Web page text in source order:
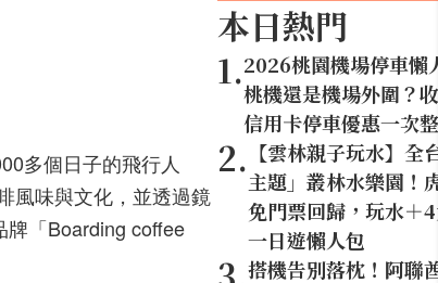
多個日子的飛行人
風味與文化，並透過鏡
「Boarding coffee
本日熱門
1.2026桃園機場停車懶
桃機還是機場外圍？
信用卡停車優惠一次
2. 【雲林親子玩水】全
主題」叢林水樂園！
免門票回歸，玩水＋
一日遊懶人包
搭機告別落枕！阿聯